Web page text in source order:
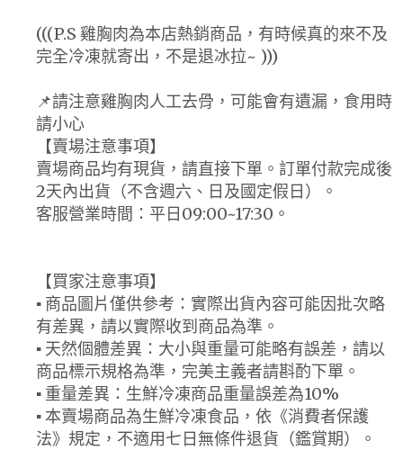
(((P.S 雞胸肉為本店熱銷商品，有時候真的來不及
完全冷凍就寄出，不是退冰拉~ )))
📌請注意雞胸肉人工去骨，可能會有遺漏，食用時
請小心
【賣場注意事項】
賣場商品均有現貨，請直接下單。訂單付款完成後
2天內出貨（不含週六、日及國定假日）。
客服營業時間：平日09:00~17:30。
【買家注意事項】
▪ 商品圖片僅供參考：實際出貨內容可能因批次略
有差異，請以實際收到商品為準。
▪ 天然個體差異：大小與重量可能略有誤差，請以
商品標示規格為準，完美主義者請斟酌下單。
▪ 重量差異：生鮮冷凍商品重量誤差為10%
▪ 本賣場商品為生鮮冷凍食品，依《消費者保護
法》規定，不適用七日無條件退貨（鑑賞期）。